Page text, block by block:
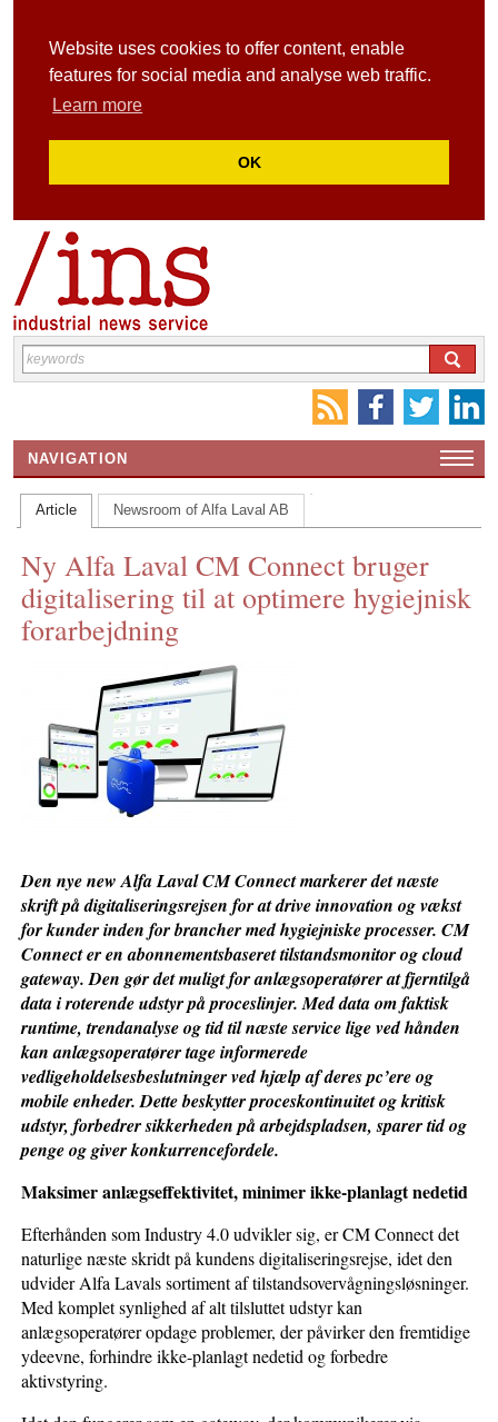
Website uses cookies to offer content, enable
features for social media and analyse web traffic.
Learn more
OK
NAVIGATION
HOME
CONTACT US
INS MAIN WEBSITE
ABOUT US
Article Newsroom of Alfa Laval AB
Ny Alfa Laval CM Connect bruger
digitalisering til at optimere hygiejnisk
forarbejdning
Den nye new Alfa Laval CM Connect markerer det næste
skrift på digitaliseringsrejsen for at drive innovation og vækst
for kunder inden for brancher med hygiejniske processer. CM
Connect er en abonnementsbaseret tilstandsmonitor og cloud
gateway. Den gør det muligt for anlægsoperatører at fjerntilgå
data i roterende udstyr på proceslinjer. Med data om faktisk
runtime, trendanalyse og tid til næste service lige ved hånden
kan anlægsoperatører tage informerede
vedligeholdelsesbeslutninger ved hjælp af deres pc’ere og
mobile enheder. Dette beskytter proceskontinuitet og kritisk
udstyr, forbedrer sikkerheden på arbejdspladsen, sparer tid og
penge og giver konkurrencefordele.
Maksimer anlægseffektivitet,minimer ikke-planlagt nedetid
Efterhånden som Industry 4.0 udvikler sig, er CM Connect det
naturlige næste skridt på kundens digitaliseringsrejse, idet den
udvider Alfa Lavals sortiment af tilstandsovervågningsløsninger.
Med komplet synlighed af alt tilsluttet udstyr kan
anlægsoperatører opdage problemer, der påvirker den fremtidige
ydeevne, forhindre ikke-planlagt nedetid og forbedre
aktivstyring.